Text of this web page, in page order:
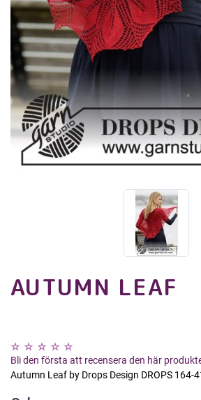
AUTUMN LEAF
Bli den första att recensera den här
Autumn Leaf by Drops Design DROPS 164-